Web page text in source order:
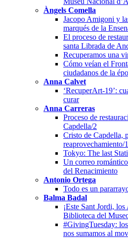
Àngels Comella
Jacopo Amigoni y
marqués de la
El proceso de
santa Librada de
Recuperamos una
Cómo veían el
ciudadanos de la
Anna Calvet
‘RecuperArt-19’:
curar
Anna Carreras
Proceso de
Capdella/2
Cristo de Capdella,
reaprovechamiento/1
Tokyo: The last
Un correo
del Renacimiento
Antonio Ortega
Todo es un
Balma Badal
¡Este Sant Jordi,
Biblioteca del
#GivingTuesday:
nos sumamos al